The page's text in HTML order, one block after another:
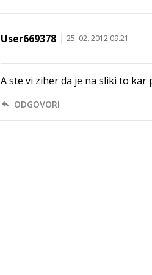
User669378 25. 02. 2012 09.21
A ste vi ziher da je na sliki to kar
ODGOVORI